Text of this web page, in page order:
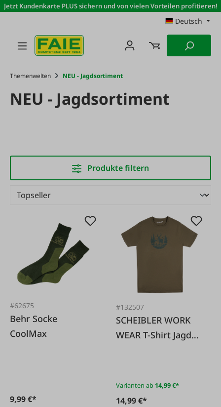
Zum Hauptinhalt springen
Jetzt Kundenkarte PLUS sichern und von vielen Vorteilen profitieren!
Deutsch
Themenwelten NEU - Jagdsortiment
NEU - Jagdsortiment
Produkte filtern
#62675
Behr Socke
CoolMax
9,99 €*
#132507
SCHEIBLER WORK
WEAR T-Shirt Jagd
Varianten ab 14,99 €*
14,99 €*